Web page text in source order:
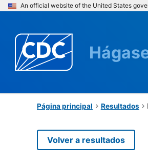
An official website of the United States
Página principal Resultados
Volver a resultados